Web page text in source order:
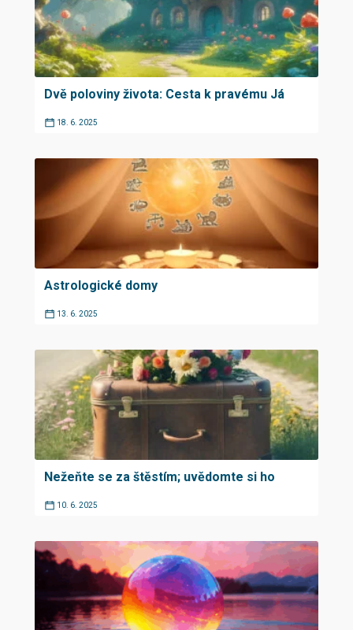
Dvě poloviny života: Cesta k pravému Já
18. 6. 2025
Astrologické domy
13. 6. 2025
Nežeňte se za štěstím; uvědomte si ho
10. 6. 2025